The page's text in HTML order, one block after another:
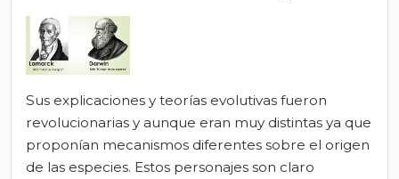
Sus explicaciones y teorías evolutivas fueron
revolucionarias y aunque eran muy distintas ya que
proponían mecanismos diferentes sobre el origen
de las especies. Estos personajes son claro